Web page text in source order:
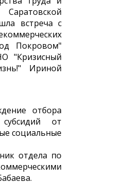
встреча с
Покровом"
"Кризисный
Ириной
отбора
от
социальные
отдела по